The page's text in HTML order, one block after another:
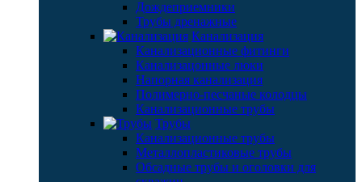
Дождеприемники
Трубы дренажные
Канализация
Канализационные фитинги
Канализацонные люки
Напорная канализация
Полимерно-песчаные колодцы
Канализационные трубы
Трубы
Канализационные трубы
Металлопластиковые трубы
Обсадные трубы и оголовки для